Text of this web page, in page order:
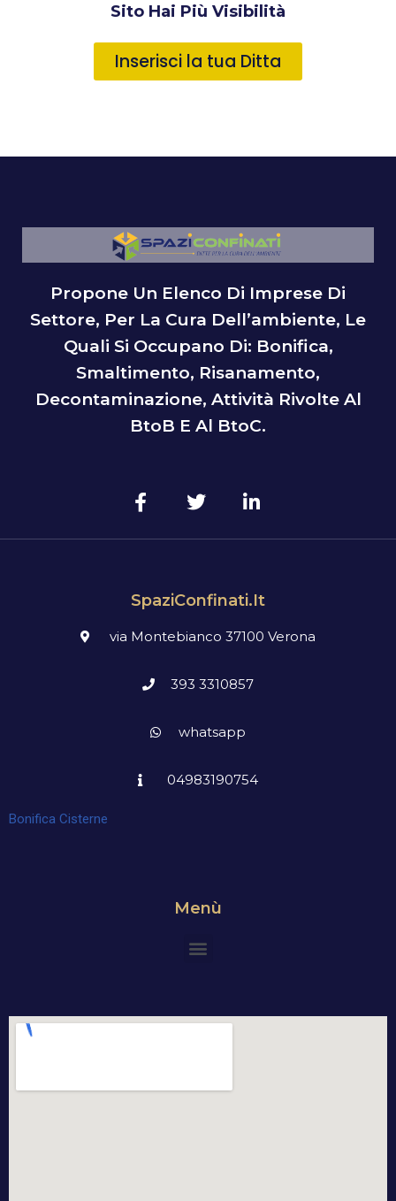
Sito Hai Più Visibilità
Inserisci la tua Ditta
Propone Un Elenco Di Imprese Di
Settore, Per La Cura Dell’ambiente, Le
Quali Si Occupano Di: Bonifica,
Smaltimento, Risanamento,
Decontaminazione, Attività Rivolte Al
BtoB E Al BtoC.
SpaziConfinati.it
via Montebianco 37100 Verona
393 3310857
whatsapp
04983190754
Bonifica Cisterne
Menù